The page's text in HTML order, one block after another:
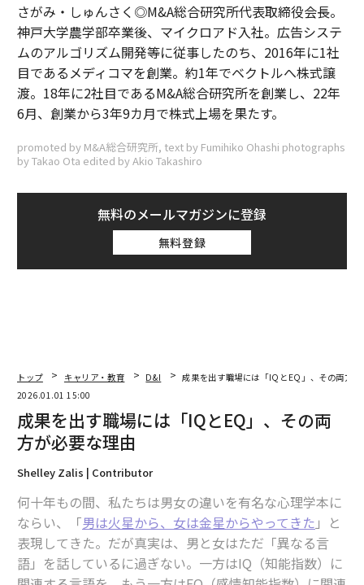
さがみ・しゅんさく◎M&A総合研究所代表取締役会長。
神戸大学農学部卒業後、マイクロアド入社。広告システ
ムのアルゴリズム開発等に従事したのち、2016年に1社
目であるメディコマを創業。約1年でベクトルへ株式譲
渡。18年に2社目であるM&A総合研究所を創業し、22年
6月、創業から3年9カ月で株式上場を果たす。
promoted by M&A総合研究所, text by Fumihiko Ohashi photographs
by Takao Ota edited by Akio Takashiro
無料のメールマガジンに登録
無料登録
トップ キャリア・教育 D&I
成果を出す職場には「IQとEQ」、その両方
2026.01.01 15:00
成果を出す職場には「IQとEQ」、その両
方が必要な理由
Shelley Zalis | Contributor
何十年もの間、私たちは男女の違いを有名な心理学本に
ならい、「男は火星から、女は金星からやってきた 」と
表現してきた。だが真実は、男と女はただ「異なる言
語」を話しているに過ぎない。一方はIQ（知能指数）に